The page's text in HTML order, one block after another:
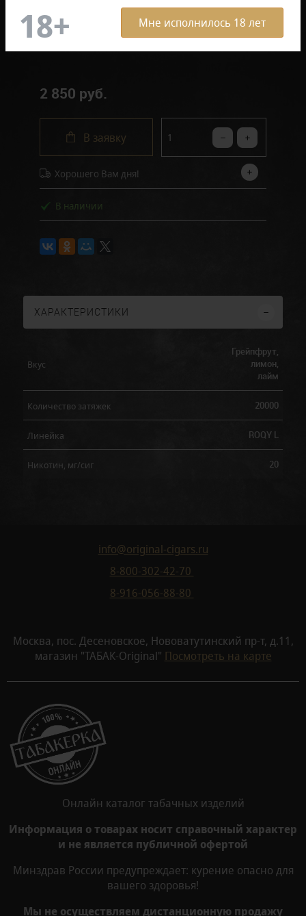
Мне исполнилось 18 лет
Отзывов: 0
2 850 руб.
В заявку
Хорошего Вам дня!
В наличии
ХАРАКТЕРИСТИКИ
Вкус
Грейпфрут,
лимон,
лайм
Количество затяжек 20000
Линейка ROQY L
Никотин, мг/сиг 20
info@original-cigars.ru
8-800-302-42-70
8-916-056-88-80
Москва, пос. Десеновское, Нововатутинский пр-т, д.11,
магазин "ТАБАК-Original" Посмотреть на карте
Онлайн каталог табачных изделий
Информация о товарах носит справочный характер
и не является публичной офертой
Минздрав России предупреждает: курение опасно для
вашего здоровья!
Мы не осуществляем дистанционную продажу